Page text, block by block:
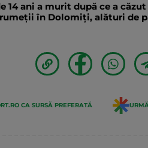
14 ani a murit după ce a
în Dolomiți, alături de
CA SURSĂ PREFERATĂ